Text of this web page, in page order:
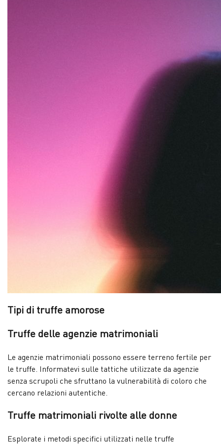
Tipi di truffe amorose
Truffe delle agenzie matrimoniali
Le agenzie matrimoniali possono essere terreno fertile per
le truffe. Informatevi sulle tattiche utilizzate da agenzie
senza scrupoli che sfruttano la vulnerabilità di coloro che
cercano relazioni autentiche.
Truffe matrimoniali rivolte alle donne
Esplorate i metodi specifici utilizzati nelle truffe